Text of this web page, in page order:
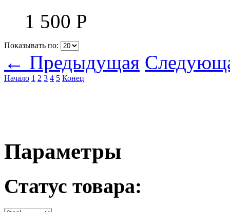
1 500 Р
Показывать по:
← Предыдущая
Начало 1 2 3 4 5 Конец
Параметры
Статус товара: